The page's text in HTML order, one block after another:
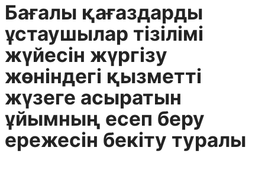
Бағалы қағаздарды
ұстаушылар тізілімі
жүйесін жүргізу
жөніндегі қызметті
жүзеге асыратын
ұйымның есеп беру
ережесін бекіту туралы